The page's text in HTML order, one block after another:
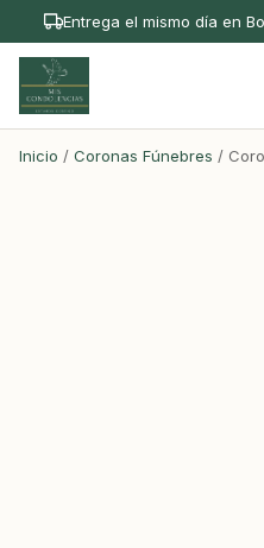
Entrega el mismo día en
Inicio / Coronas Fúnebres /